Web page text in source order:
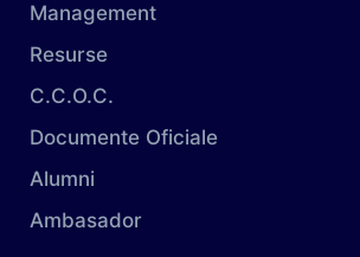
Management
Resurse
C.C.O.C.
Documente Oficiale
Alumni
Ambasador